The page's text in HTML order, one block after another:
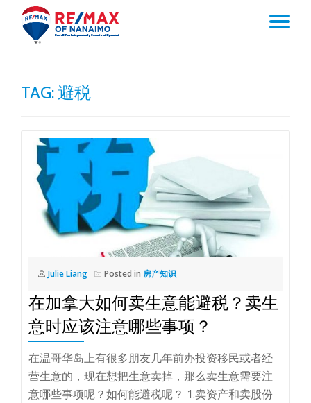
TAG:避税
Julie Liang Posted in 房产知识
在加拿大如何卖生意能避税？卖生
意时应该注意哪些事项？
在温哥华岛上有很多朋友几年前办投资移民或者经
营生意的，现在想把生意卖掉，那么卖生意需要注
意哪些事项呢？如何能避税呢？ 1.卖资产和卖股份